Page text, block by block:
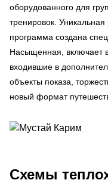
оборудованного для
тренировок.
программа создана
Насыщенная, включает
входившие в
объекты показа,
новый формат
Схемы